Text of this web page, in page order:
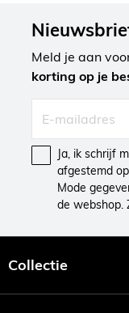
Meld je aan
korting op je
Ja, ik schrijf
afgestemd
Mode
de webshop.
Collectie